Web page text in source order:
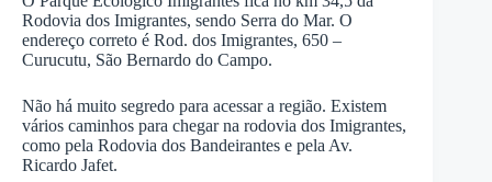
Rodovia dos Imigrantes, sendo Serra do Mar. O
endereço correto é Rod. dos Imigrantes, 650 –
Curucutu, São Bernardo do Campo.
Não há muito segredo para acessar a região. Existem
vários caminhos para chegar na rodovia dos Imigrantes,
como pela Rodovia dos Bandeirantes e pela Av.
Ricardo Jafet.